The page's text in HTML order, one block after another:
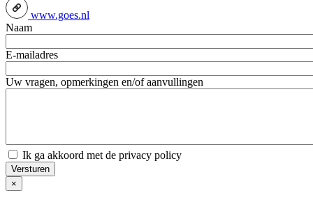
www.goes.nl
Naam
E-mailadres
Uw vragen, opmerkingen en/of aanvullingen
Ik ga akkoord met de privacy policy
×